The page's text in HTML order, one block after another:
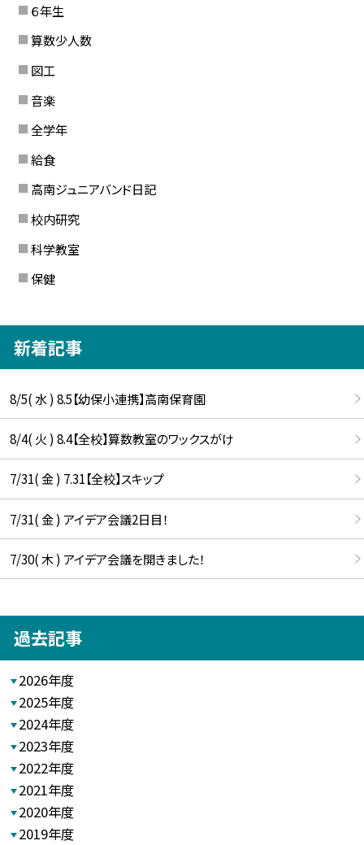
６年生
算数少人数
図工
音楽
全学年
給食
高南ジュニアバンド日記
校内研究
科学教室
保健
新着記事
8/5( 水 ) 8.5【幼保小連携】高南保育園
8/4( 火 ) 8.4【全校】算数教室のワックスがけ
7/31( 金 ) 7.31【全校】スキップ
7/31( 金 ) アイデア会議2日目！
7/30( 木 ) アイデア会議を開きました！
過去記事
2026年度
2025年度
2024年度
2023年度
2022年度
2021年度
2020年度
2019年度